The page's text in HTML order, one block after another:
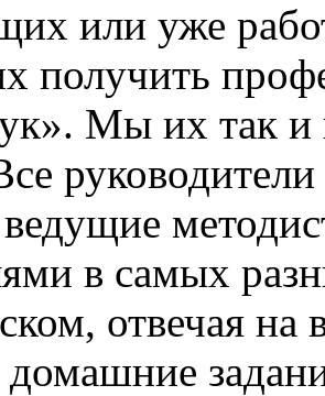
или уже
получить
Мы их так
в самых
отвечая